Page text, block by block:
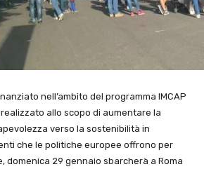
nell’ambito del programma IMCAP
allo scopo di aumentare la
verso la sostenibilità in
che le politiche europee offrono per
domenica 29 gennaio sbarcherà a Roma